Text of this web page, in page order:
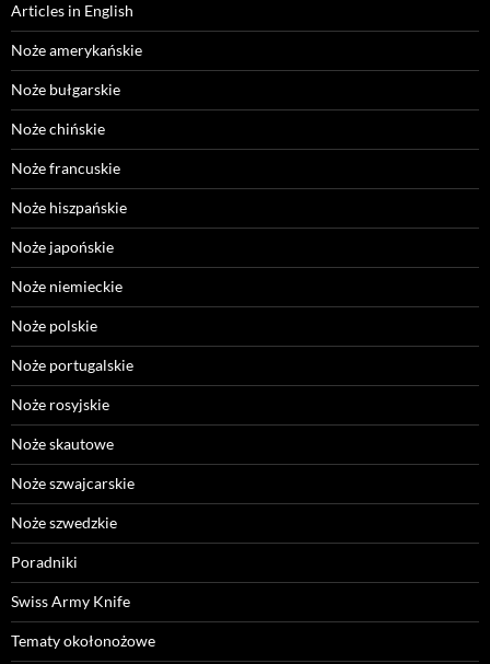
Articles in English
Noże amerykańskie
Noże bułgarskie
Noże chińskie
Noże francuskie
Noże hiszpańskie
Noże japońskie
Noże niemieckie
Noże polskie
Noże portugalskie
Noże rosyjskie
Noże skautowe
Noże szwajcarskie
Noże szwedzkie
Poradniki
Swiss Army Knife
Tematy okołonożowe